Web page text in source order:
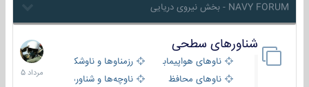
NAVY FORUM - بخش نیروی دریایی
شناورهای سطحی
ناوهای هواپیمابر و بالگرد بررزمناوها و ناوشکن‌ها
ناوهای محافظ
ناوچه‌ها و شناورهای گشتی
2
مرداد
1405